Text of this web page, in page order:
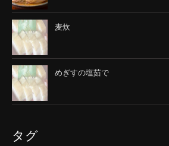
麦炊
めぎすの塩茹で
タグ